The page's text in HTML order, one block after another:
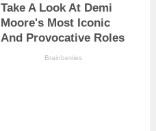
Take A Look At Demi
Moore's Most Iconic
And Provocative Roles
Brainberries